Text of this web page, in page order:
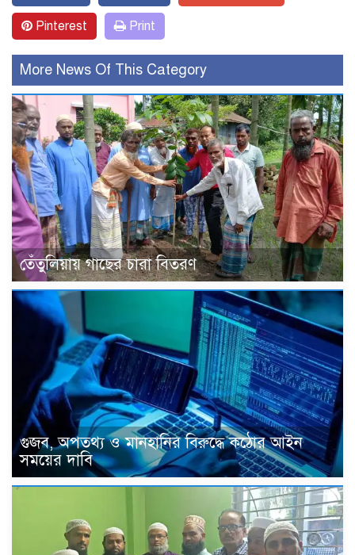
Pinterest Print
More News Of This Category
তেঁতুলিয়ায় গাছের চারা বিতরণ
গুজব, অপতথ্য ও মানহানির বিরুদ্ধে কঠোর আইন
সময়ের দাবি